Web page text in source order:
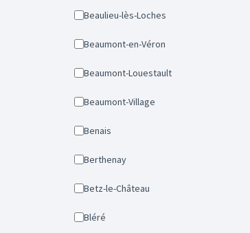
Beaulieu-lès-Loches
Beaumont-en-Véron
Beaumont-Louestault
Beaumont-Village
Benais
Berthenay
Betz-le-Château
Bléré